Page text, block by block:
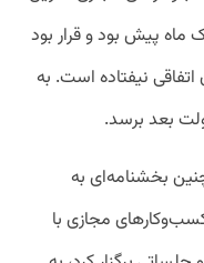
پیش بود و قرار بود
نیفتاده است. به
بعد برسد.
بخشنامه‌ای به
مجازی با